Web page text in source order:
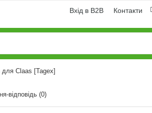
Вхід в B2B Контакти
для Claas [Tagex]
відповідь (0)